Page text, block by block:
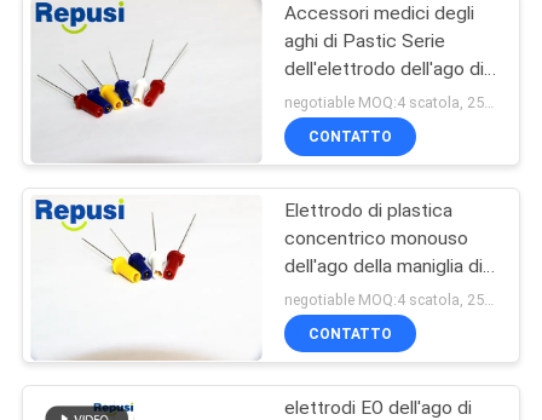
DELLA
FABBRICA
DI
QUALITÀ
NOTIZIE
Elettrodi dell'ago di
EMG
ago concentrico
emg
Accessori medici degli
aghi di Pastic Serie
dell'elettrodo dell'ago di
DCNE 0.35x25mm
CONTATTO
Elettrodo di plastica
concentrico monouso
dell'ago della maniglia di
REPUSI EMG 2 anni
CONTATTO
elettrodi EO dell'ago di